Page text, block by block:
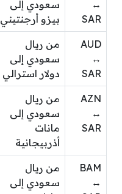
↔
SAR
سعودي إلى
بيزو أرجنتيني
AUD
↔
SAR
من ريال
سعودي إلى
دولار استرالي
AZN
↔
SAR
من ريال
سعودي إلى
مانات
أذربيجانية
BAM
↔
من ريال
سعودي إلى